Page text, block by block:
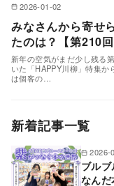
2026-01-02
みなさんから寄せ
たのは？【第210回
新年の空気がまだ少し残る
いた「HAPPY川柳」特集か
は個客の…
新着記事一覧
2026-
ブル
なんだ